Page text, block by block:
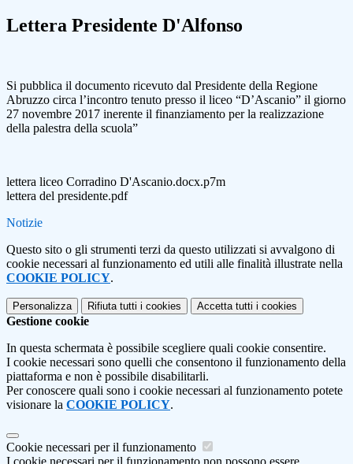
Lettera Presidente D'Alfonso
Si pubblica il documento ricevuto dal Presidente della Regione
Abruzzo circa l’incontro tenuto presso il liceo “D’Ascanio” il giorno
27 novembre 2017 inerente il finanziamento per la realizzazione
della palestra della scuola”
lettera liceo Corradino D'Ascanio.docx.p7m
lettera del presidente.pdf
Notizie
Questo sito o gli strumenti terzi da questo utilizzati si avvalgono di
cookie necessari al funzionamento ed utili alle finalità illustrate nella
COOKIE POLICY.
Personalizza Rifiuta tutti i cookies Accetta tutti i cookies
Gestione cookie
In questa schermata è possibile scegliere quali cookie consentire.
I cookie necessari sono quelli che consentono il funzionamento della
piattaforma e non è possibile disabilitarli.
Per conoscere quali sono i cookie necessari al funzionamento potete
visionare la COOKIE POLICY.
Cookie necessari per il funzionamento